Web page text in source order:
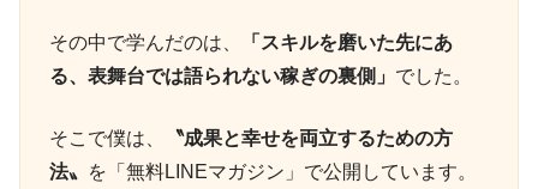
その中で学んだのは、
「スキルを磨いた先にあ
る、表舞台では語られない稼ぎの裏側」 でした。
そこで僕は、
〝成果と幸せを両立するための方
法〟
を「無料LINEマガジン」で公開しています。